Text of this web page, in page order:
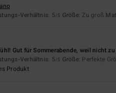
Verhältnis: 5/5 Größe: Zu groß
Gut für Sommerabende, weil nicht
Verhältnis: 5/5 Größe: Perfekte
Produkt